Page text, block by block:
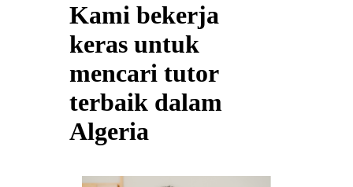
Kami bekerja
keras untuk
mencari tutor
terbaik dalam
Algeria